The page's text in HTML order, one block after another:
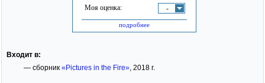
Моя оценка: -
подробнее
Входит в:
— сборник «Pictures in the Fire», 2018 г.